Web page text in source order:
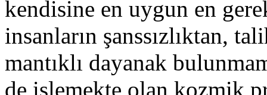
kendisine en uygun en
insanların şanssızlıktan,
mantıklı dayanak
de işlemekte olan kozmik